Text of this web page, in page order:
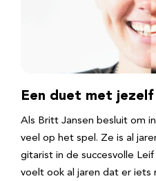
Een duet met jezelf
Als Britt Jansen besluit om
veel op het spel. Ze is al
gitarist in de succesvolle
voelt ook al jaren dat er iets